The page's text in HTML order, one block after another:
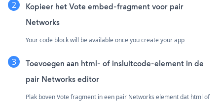
Kopieer het Vote embed-fragment voor pair
Networks
Your code block will be available once you create your app
Toevoegen aan html- of insluitcode-element in de
pair Networks editor
Plak boven Vote fragment in een pair Networks element dat html of